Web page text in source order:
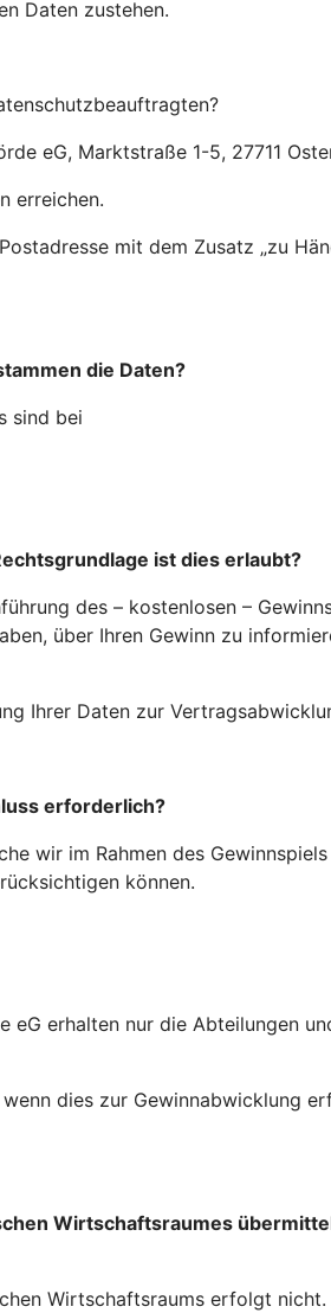
Daten zustehen.
eG, Marktstraße 1-5, 27711
erreichen.
mit dem Zusatz „zu
die Daten?
sind bei
ist dies erlaubt?
des – kostenlosen –
über Ihren Gewinn zu
Ihrer Daten zur
erforderlich?
wir im Rahmen des
können.
erhalten nur die Abteilungen
dies zur Gewinnabwicklung
Wirtschaftsraumes
Wirtschaftsraums erfolgt nicht.